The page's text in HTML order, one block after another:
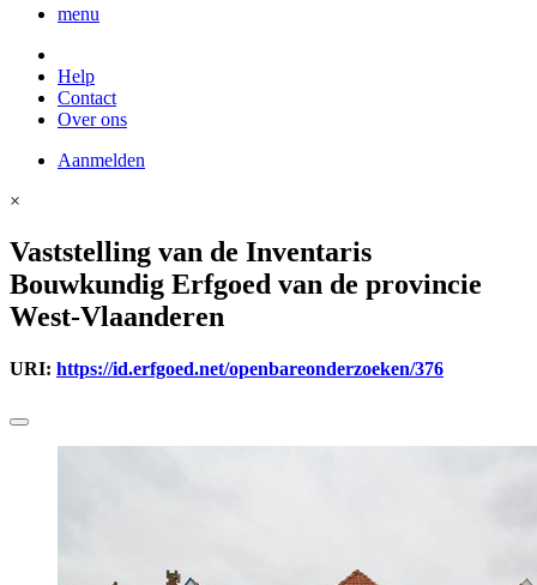
menu
Help
Contact
Over ons
Aanmelden
×
Vaststelling van de Inventaris
Bouwkundig Erfgoed van de provincie
West-Vlaanderen
URI: https://id.erfgoed.net/openbareonderzoeken/376